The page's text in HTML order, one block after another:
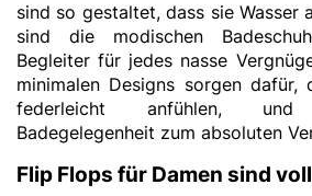
sind so gestaltet, dass sie Wasser
sind die modischen
Begleiter für jedes nasse
minimalen Designs sorgen dafür,
federleicht anfühlen,
Badegelegenheit zum absoluten
Flip Flops für Damen sind